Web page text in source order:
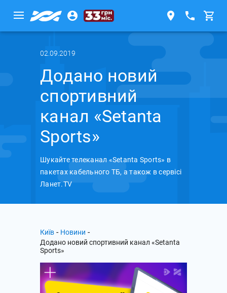
02.09.2019
Додано новий
спортивний
канал «Setanta
Sports»
Шукайте телеканал «Setanta Sports» в
пакетах кабельного ТБ, а також в сервісі
Ланет.TV
Київ - Новини -
Додано новий спортивний канал «Setanta
Sports»